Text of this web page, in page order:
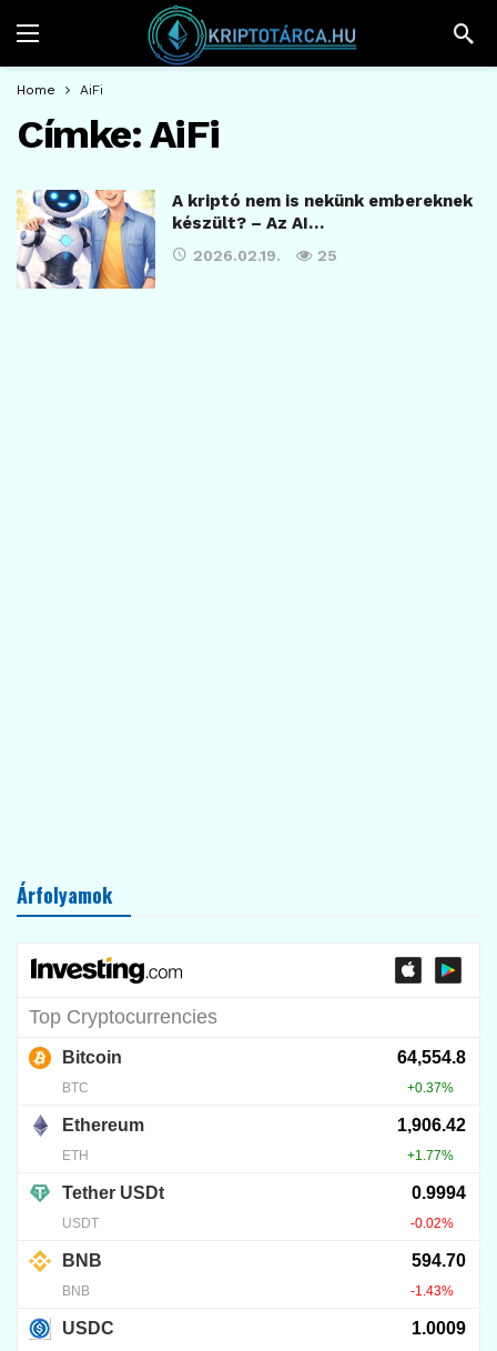
Home AiFi
Címke:AiFi
A kriptó nem is nekünk embereknek
készült? – Az AI…
2026.02.19. 25
Árfolyamok